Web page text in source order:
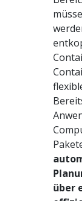
über